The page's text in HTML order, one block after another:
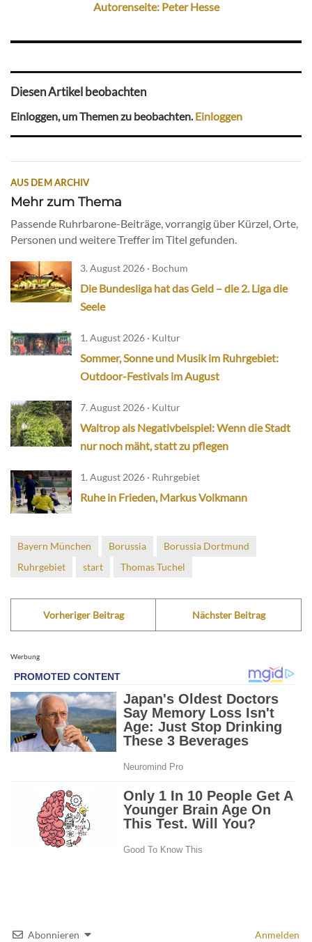
Autorenseite: Peter Hesse
Diesen Artikel beobachten
Einloggen, um Themen zu beobachten.Einloggen
AUS DEM ARCHIV
Mehr zum Thema
Passende Ruhrbarone-Beiträge, vorrangig über Kürzel, Orte,
Personen und weitere Treffer im Titel gefunden.
3. August 2026 · Bochum
Die Bundesliga hat das Geld – die 2. Liga die
Seele
1. August 2026 · Kultur
Sommer, Sonne und Musik im Ruhrgebiet:
Outdoor-Festivals im August
7. August 2026 · Kultur
Waltrop als Negativbeispiel: Wenn die Stadt
nur noch mäht, statt zu pflegen
1. August 2026 · Ruhrgebiet
Ruhe in Frieden, Markus Volkmann
Bayern München Borussia
Borussia Dortmund
Ruhrgebiet
start Thomas Tuchel
Vorheriger Beitrag Nächster Beitrag
Werbung
Abonnieren Anmelden